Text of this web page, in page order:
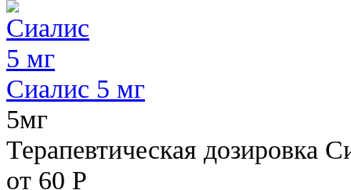
Сиалис 5 мг
5мг
Терапевтическая дозировка
от 60 Р